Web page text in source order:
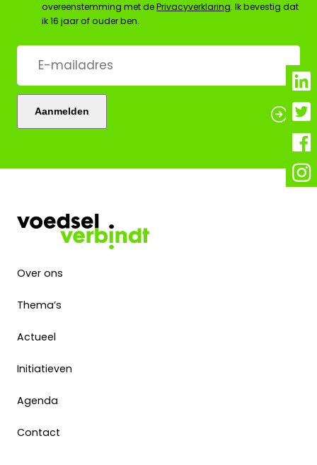
E-
mailadres*
overeenstemming met dePrivacyverklaring. Ik bevestig dat
ik 16 jaar of ouder ben.
Aanmelden
Over ons
Thema’s
Actueel
Initiatieven
Agenda
Contact